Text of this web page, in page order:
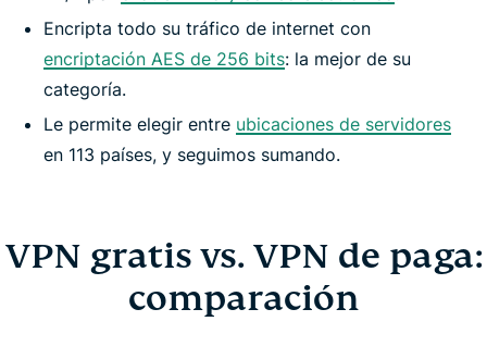
Encripta todo su tráfico de internet con
encriptación AES de 256 bits: la mejor de su
categoría.
Le permite elegir entre ubicaciones de servidores
en 113 países, y seguimos sumando.
VPN gratis vs. VPN de paga:
comparación